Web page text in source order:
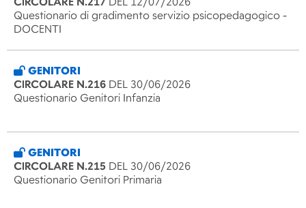
Questionario di gradimento servizio psicopedagogico -
DOCENTI
GENITORI
CIRCOLARE N.216 DEL 30/06/2026
Questionario Genitori Infanzia
GENITORI
CIRCOLARE N.215 DEL 30/06/2026
Questionario Genitori Primaria